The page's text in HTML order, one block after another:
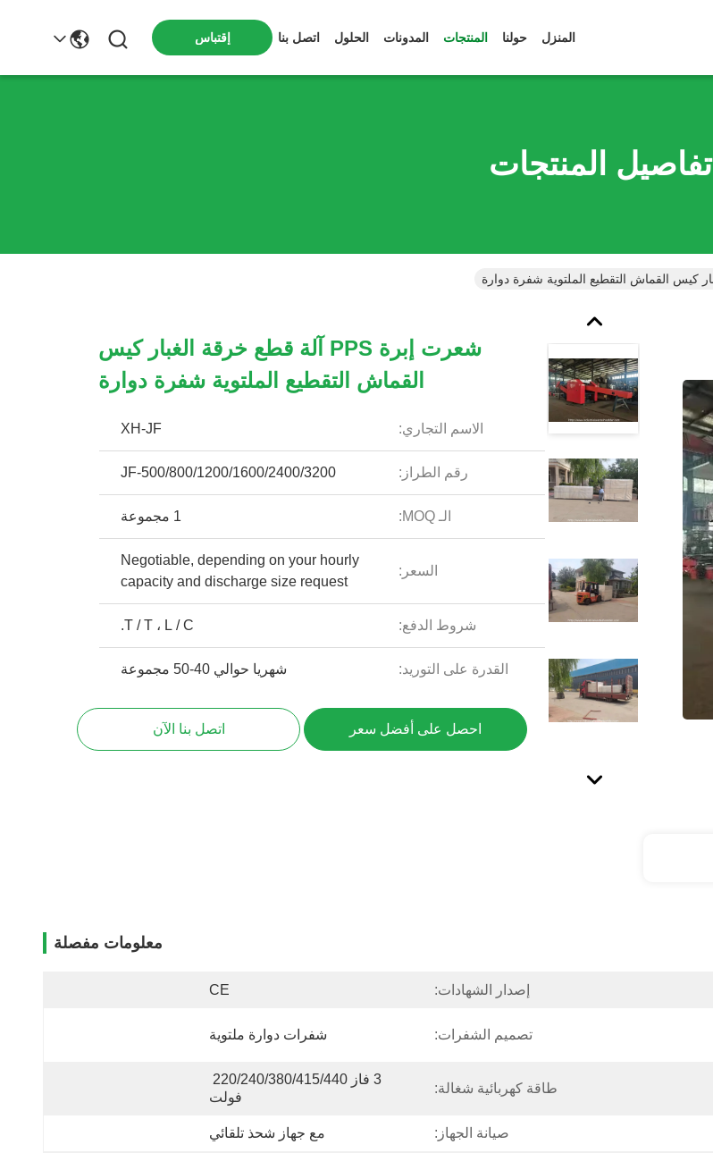
المنزل حولنا المنتجات المدونات الحلول اتصل بنا إقتباس
تفاصيل المنتجات
شعرت إبرة PPS آلة قطع خرقة الغبار كيس
القماش التقطيع الملتوية شفرة دوارة
الاسم التجاري: XH-JF
رقم الطراز: JF-500/800/1200/1600/2400/3200
الـ MOQ: 1 مجموعة
السعر:
Negotiable, depending on your hourly
capacity and discharge size request
شروط الدفع: T / T ، L / C.
القدرة على التوريد: شهريا حوالي 40-50 مجموعة
احصل على أفضل سعر اتصل بنا الآن
معلومات مفصلة
إصدار الشهادات: CE
تصميم الشفرات: شفرات دوارة ملتوية
طاقة كهربائية شغالة:
فولت
صيانة الجهاز: مع جهاز شحذ تلقائي